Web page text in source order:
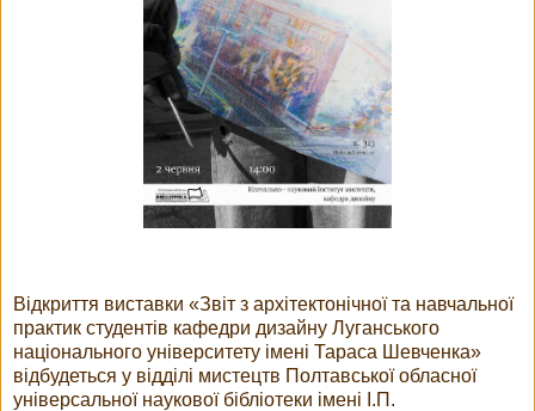
Відкриття виставки «Звіт з архітектонічної та навчальної
практик студентів кафедри дизайну Луганського
національного університету імені Тараса Шевченка»
відбудеться у відділі мистецтв Полтавської обласної
універсальної наукової бібліотеки імені І.П.